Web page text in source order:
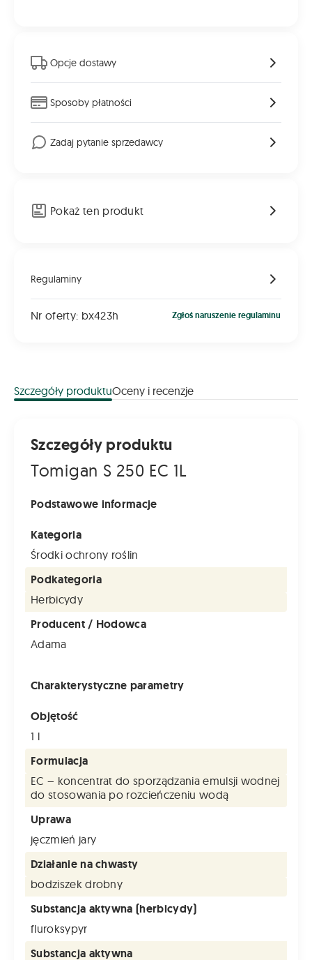
Opcje dostawy
Sposoby płatności
Zadaj pytanie sprzedawcy
Pokaż ten produkt
Regulaminy
Nr oferty: bx423h Zgłoś naruszenie regulaminu
Szczegóły produktuOceny i recenzje
Szczegóły produktu
Tomigan S 250 EC 1L
Podstawowe informacje
Kategoria
Środki ochrony roślin
Podkategoria
Herbicydy
Producent / Hodowca
Adama
Charakterystyczne parametry
Objętość
1 l
Formulacja
EC – koncentrat do sporządzania emulsji wodnej
do stosowania po rozcieńczeniu wodą
Uprawa
jęczmień jary
Działanie na chwasty
bodziszek drobny
Substancja aktywna (herbicydy)
fluroksypyr
Substancja aktywna